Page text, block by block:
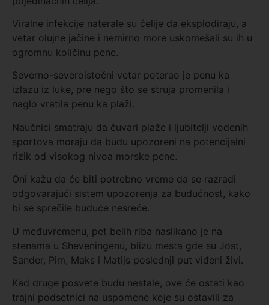
Viralne infekcije naterale su ćelije da eksplodiraju, a
vetar olujne jačine i nemirno more uskomešali su ih u
ogromnu količinu pene.
Severno-severoistočni vetar poterao je penu ka
izlazu iz luke, pre nego što se struja promenila i
naglo vratila penu ka plaži.
Naučnici smatraju da čuvari plaže i ljubitelji vodenih
sportova moraju da budu upozoreni na potencijalni
rizik od visokog nivoa morske pene.
Oni kažu da će biti potrebno vreme da se razradi
odgovarajući sistem upozorenja za budućnost, kako
bi se sprečile buduće nesreće.
U međuvremenu, pet belih riba naslikano je na
stenama u Sheveningenu, blizu mesta gde su Jost,
Sander, Pim, Maks i Matijs poslednji put viđeni živi.
Kad druge posvete budu nestale, ove će ostati kao
trajni podsetnici na uspomene koje su ostavili za